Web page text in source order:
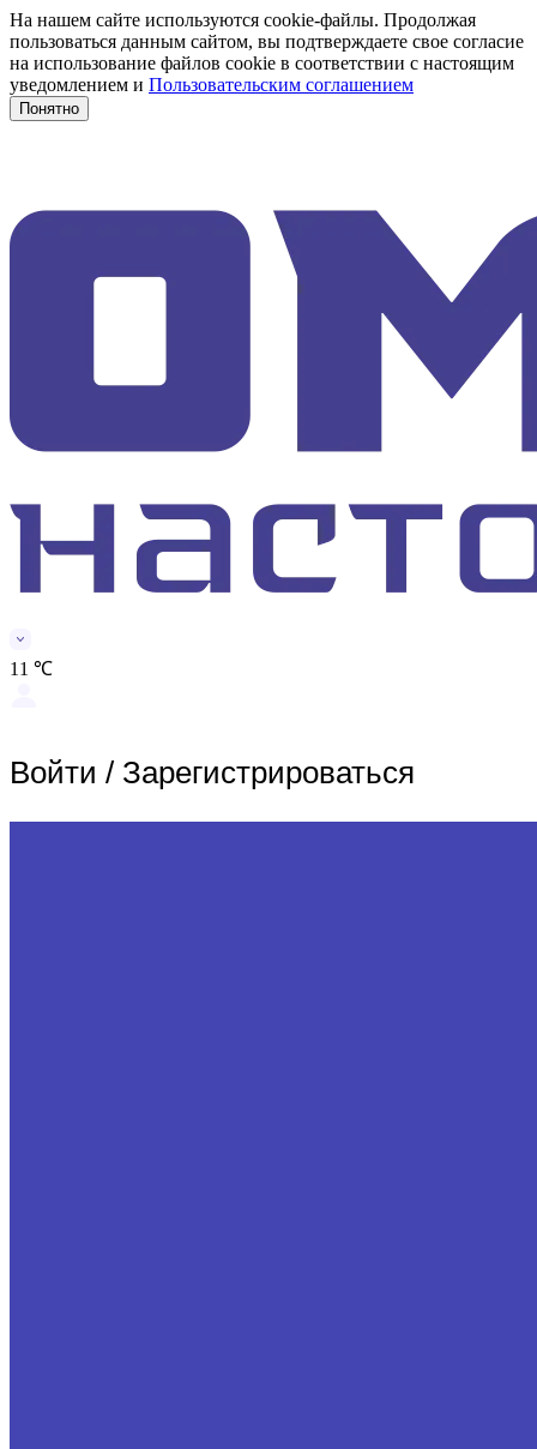
На нашем сайте используются cookie-файлы. Продолжая
пользоваться данным сайтом, вы подтверждаете свое согласие
на использование файлов cookie в соответствии с настоящим
уведомлением и Пользовательским соглашением
Понятно
11 ℃
Войти / Зарегистрироваться